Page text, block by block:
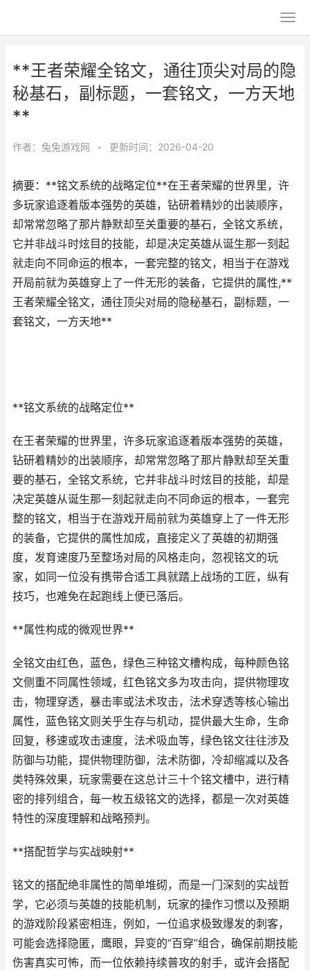
**王者荣耀全铭文，通往顶尖对局的隐
秘基石，副标题，一套铭文，一方天地
**
作者： 兔兔游戏网 • 更新时间：2026-04-20
摘要：**铭文系统的战略定位**在王者荣耀的世界里，许
多玩家追逐着版本强势的英雄，钻研着精妙的出装顺序，
却常常忽略了那片静默却至关重要的基石，全铭文系统，
它并非战斗时炫目的技能，却是决定英雄从诞生那一刻起
就走向不同命运的根本，一套完整的铭文，相当于在游戏
开局前就为英雄穿上了一件无形的装备，它提供的属性,**
王者荣耀全铭文，通往顶尖对局的隐秘基石，副标题，一
套铭文，一方天地**
**铭文系统的战略定位**
在王者荣耀的世界里，许多玩家追逐着版本强势的英雄，
钻研着精妙的出装顺序，却常常忽略了那片静默却至关重
要的基石，全铭文系统，它并非战斗时炫目的技能，却是
决定英雄从诞生那一刻起就走向不同命运的根本，一套完
整的铭文，相当于在游戏开局前就为英雄穿上了一件无形
的装备，它提供的属性加成，直接定义了英雄的初期强
度，发育速度乃至整场对局的风格走向，忽视铭文的玩
家，如同一位没有携带合适工具就踏上战场的工匠，纵有
技巧，也难免在起跑线上便已落后。
**属性构成的微观世界**
全铭文由红色，蓝色，绿色三种铭文槽构成，每种颜色铭
文侧重不同属性领域，红色铭文多为攻击向，提供物理攻
击，物理穿透，暴击率或法术攻击，法术穿透等核心输出
属性，蓝色铭文则关乎生存与机动，提供最大生命，生命
回复，移速或攻击速度，法术吸血等，绿色铭文往往涉及
防御与功能，提供物理防御，法术防御，冷却缩减以及各
类特殊效果，玩家需要在这总计三十个铭文槽中，进行精
密的排列组合，每一枚五级铭文的选择，都是一次对英雄
特性的深度理解和战略预判。
**搭配哲学与实战映射**
铭文的搭配绝非属性的简单堆砌，而是一门深刻的实战哲
学，它必须与英雄的技能机制，玩家的操作习惯以及预期
的游戏阶段紧密相连，例如，一位追求极致爆发的刺客，
可能会选择隐匿，鹰眼，异变的“百穿”组合，确保前期技能
伤害真实可怖，而一位依赖持续普攻的射手，或许会搭配